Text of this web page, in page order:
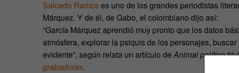
Salcedo Ramoses uno de los grandes periodistas
Márquez. Y de él, de Gabo, el colombiano dijo así:
“García Márquez aprendió muy pronto que los datos
atmósfera, explorar la psiquis de los personajes,
evidente”, según relata un artículo de Animal político
grabadoras.